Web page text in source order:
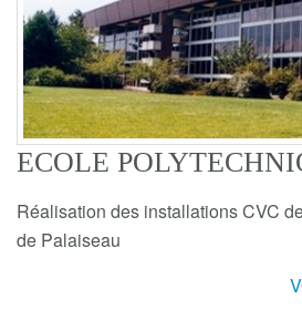
ECOLE
Réalisation des installations CVC
de Palaiseau